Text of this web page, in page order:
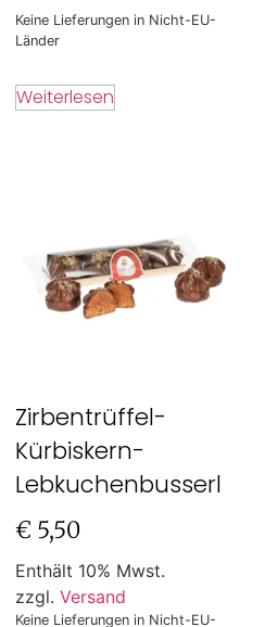
Keine Lieferungen in Nicht-EU-
Länder
Weiterlesen
Zirbentrüffel-
Kürbiskern-
Lebkuchenbusserl
€ 5,50
Enthält 10% Mwst.
zzgl. Versand
Keine Lieferungen in Nicht-EU-